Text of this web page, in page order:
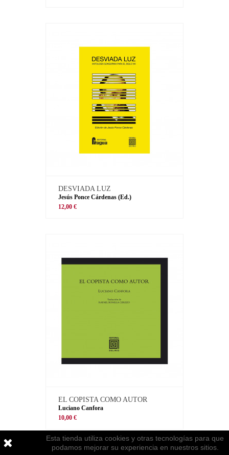
DESVIADA LUZ
Jesús Ponce Cárdenas (Ed.)
12,00 €
EL COPISTA COMO AUTOR
Luciano Canfora
10,00 €
Esta tienda utiliza cookies y otras tecnologías para que
podamos mejorar su experiencia en nuestros sitios.